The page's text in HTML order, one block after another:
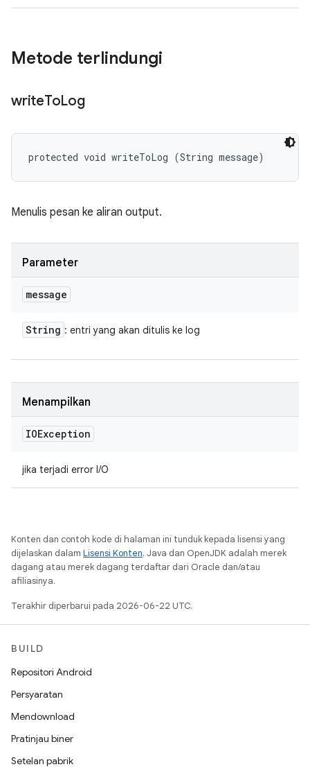
Metode terlindungi
writeToLog
protected void writeToLog (String message)
Menulis pesan ke aliran output.
Parameter
message
String : entri yang akan ditulis ke log
Menampilkan
IOException
jika terjadi error I/O
Konten dan contoh kode di halaman ini tunduk kepada lisensi yang
dijelaskan dalam Lisensi Konten. Java dan OpenJDK adalah merek
dagang atau merek dagang terdaftar dari Oracle dan/atau
afiliasinya.
Terakhir diperbarui pada 2026-06-22 UTC.
BUILD
Repositori Android
Persyaratan
Mendownload
Pratinjau biner
Setelan pabrik